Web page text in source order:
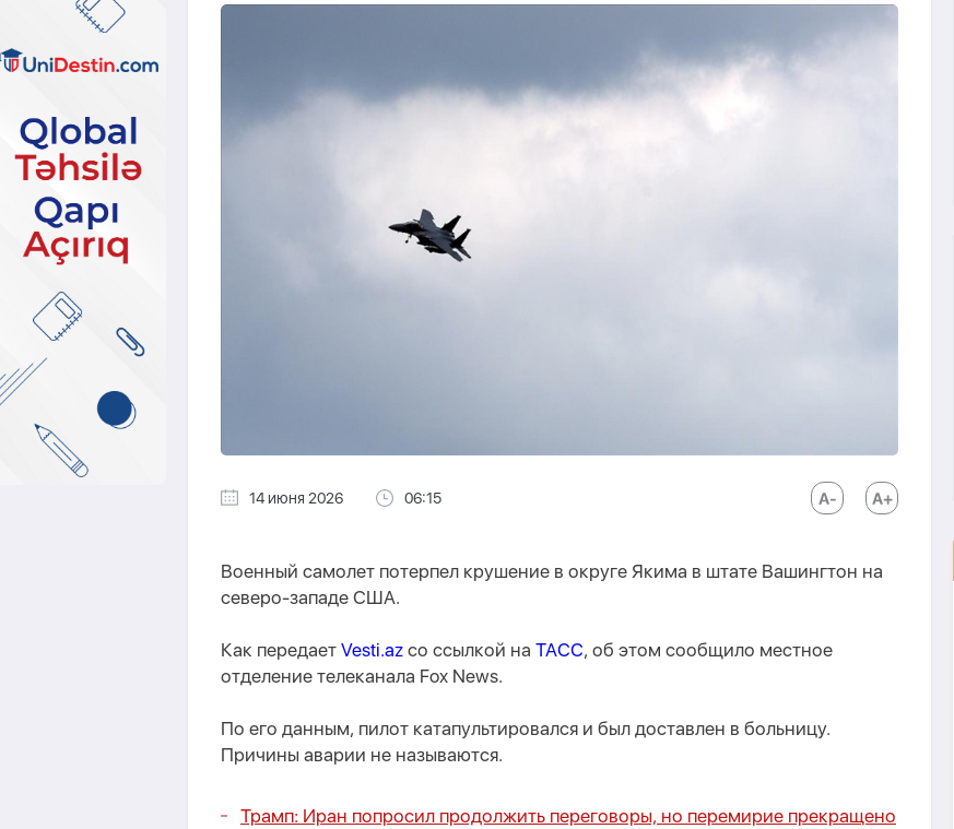
14 июня 2026 06:15
Военный самолет потерпел крушение в округе Якима в штате Вашингтон на
северо-западе США.
Как передает Vesti.az со ссылкой на ТАСС, об этом сообщило местное
отделение телеканала Fox News.
По его данным, пилот катапультировался и был доставлен в больницу.
Причины аварии не называются.
Трамп: Иран попросил продолжить переговоры, но перемирие прекращено